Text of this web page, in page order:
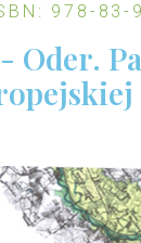
978-83-
Oder.